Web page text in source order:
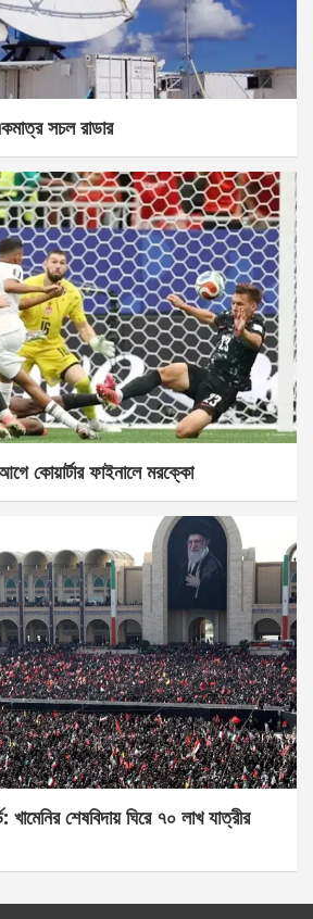
সচল রাডার
কোয়ার্টার ফাইনালে মরক্কো
শেষবিদায় ঘিরে ৭০ লাখ যাত্রীর